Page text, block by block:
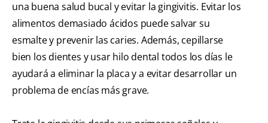
una buena salud bucal y evitar la gingivitis. Evitar los
alimentos demasiado ácidos puede salvar su
esmalte y prevenir las caries. Además, cepillarse
bien los dientes y usar hilo dental todos los días le
ayudará a eliminar la placa y a evitar desarrollar un
problema de encías más grave.